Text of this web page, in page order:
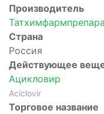
Производитель
Страна
Россия
Действующее
Ацикловир
Aciclovir
Торговое название